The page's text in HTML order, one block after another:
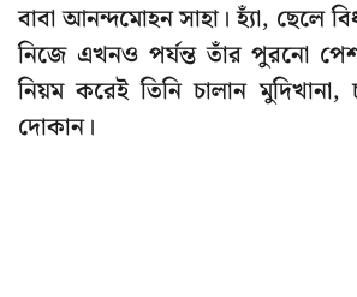
বাবা আনন্দমোহন সাহা। হ্যাঁ, ছেলে
নিজে এখনও পর্যন্ত তাঁর পুরনো
নিয়ম করেই তিনি চালান
দোকান।